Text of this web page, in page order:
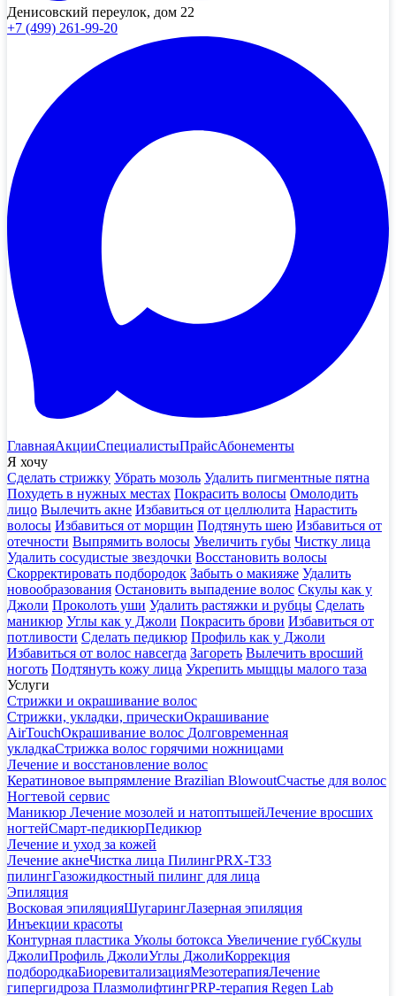
Денисовский переулок, дом 22
+7 (499) 261-99-20
ГлавнаяАкцииСпециалистыПрайсАбонементы
Я хочу
Сделать стрижку Убрать мозоль Удалить пигментные пятна
Похудеть в нужных местах Покрасить волосы Омолодить
лицо Вылечить акне Избавиться от целлюлита Нарастить
волосы Избавиться от морщин Подтянуть шею Избавиться от
отечности Выпрямить волосы Увеличить губы Чистку лица
Удалить сосудистые звездочки Восстановить волосы
Скорректировать подбородок Забыть о макияже Удалить
новообразования Остановить выпадение волос Скулы как у
Джоли Проколоть уши Удалить растяжки и рубцы Сделать
маникюр Углы как у Джоли Покрасить брови Избавиться от
потливости Сделать педикюр Профиль как у Джоли
Избавиться от волос навсегда Загореть Вылечить вросший
ноготь Подтянуть кожу лица Укрепить мыщцы малого таза
Услуги
Стрижки и окрашивание волос
Стрижки, укладки, прическиОкрашивание
AirTouchОкрашивание волос Долговременная
укладкаСтрижка волос горячими ножницами
Лечение и восстановление волос
Кератиновое выпрямление Brazilian BlowoutСчастье для волос
Ногтевой сервис
Маникюр Лечение мозолей и натоптышейЛечение вросших
ногтейСмарт-педикюрПедикюр
Лечение и уход за кожей
Лечение акнеЧистка лица ПилингPRX-T33
пилингГазожидкостный пилинг для лица
Эпиляция
Восковая эпиляцияШугарингЛазерная эпиляция
Инъекции красоты
Контурная пластика Уколы ботокса Увеличение губСкулы
ДжолиПрофиль ДжолиУглы ДжолиКоррекция
подбородкаБиоревитализацияМезотерапияЛечение
гипергидроза ПлазмолифтингPRP-терапия Regen Lab